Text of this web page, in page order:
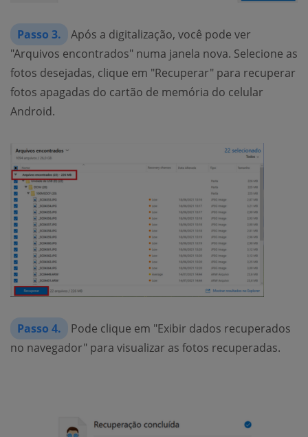
Passo 3.
Após a digitalização, você pode ver
"Arquivos encontrados" numa janela nova. Selecione as
fotos desejadas, clique em "Recuperar" para recuperar
fotos apagadas do cartão de memória do celular
Android.
Passo 4.
Pode clique em "Exibir dados recuperados
no navegador" para visualizar as fotos recuperadas.